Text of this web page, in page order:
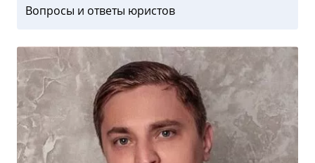
Вопросы и ответы юристов